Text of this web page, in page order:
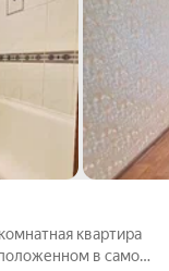
квартира
в самом